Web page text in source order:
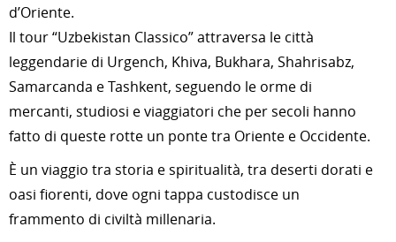
d’Oriente.
Il tour “Uzbekistan Classico” attraversa le città
leggendarie di Urgench, Khiva, Bukhara, Shahrisabz,
Samarcanda e Tashkent, seguendo le orme di
mercanti, studiosi e viaggiatori che per secoli hanno
fatto di queste rotte un ponte tra Oriente e Occidente.
È un viaggio tra storia e spiritualità, tra deserti dorati e
oasi fiorenti, dove ogni tappa custodisce un
frammento di civiltà millenaria.